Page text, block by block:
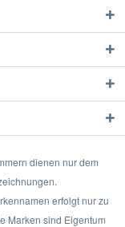
dienen nur dem
erfolgt nur zu
Marken sind Eigentum